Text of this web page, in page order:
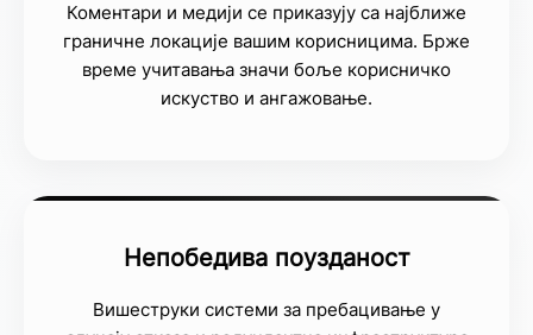
Коментари и медији се приказују са најближе
граничне локације вашим корисницима. Брже
време учитавања значи боље корисничко
искуство и ангажовање.
Непобедива поузданост
Вишеструки системи за пребацивање у